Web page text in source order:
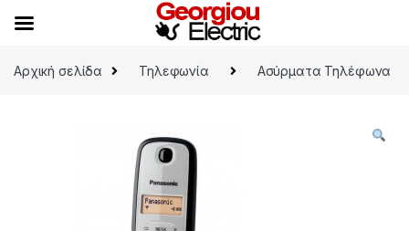
Αρχική σελίδα
Τηλεφωνία Ασύρματα Τηλέφωνα